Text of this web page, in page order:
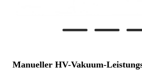
Manueller HV-Vakuum-